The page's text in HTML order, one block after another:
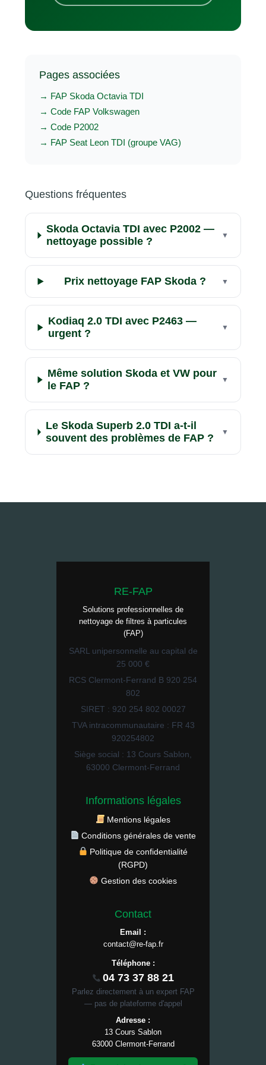
Pages associées
→ FAP Skoda Octavia TDI
→ Code FAP Volkswagen
→ Code P2002
→ FAP Seat Leon TDI (groupe VAG)
Questions fréquentes
Skoda Octavia TDI avec P2002 —
nettoyage possible ?
Prix nettoyage FAP Skoda ?
Kodiaq 2.0 TDI avec P2463 —
urgent ?
Même solution Skoda et VW pour
le FAP ?
Le Skoda Superb 2.0 TDI a-t-il
souvent des problèmes de FAP ?
RE-FAP
Solutions professionnelles de
nettoyage de filtres à particules
(FAP)
SARL unipersonnelle au capital de
25 000 €
RCS Clermont-Ferrand B 920 254
802
SIRET : 920 254 802 00027
TVA intracommunautaire : FR 43
920254802
Siège social : 13 Cours Sablon,
63000 Clermont-Ferrand
Informations légales
Mentions légales
Conditions générales de vente
Politique de confidentialité
(RGPD)
Gestion des cookies
Contact
Email :
contact@re-fap.fr
Téléphone :
04 73 37 88 21
Parlez directement à un expert FAP
— pas de plateforme d'appel
Adresse :
13 Cours Sablon
63000 Clermont-Ferrand